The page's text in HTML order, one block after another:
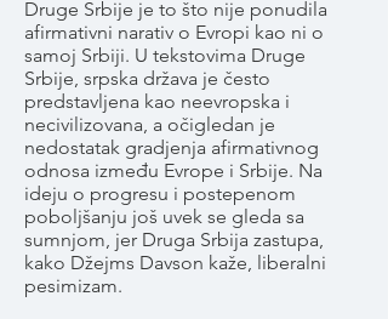
Druge Srbije je to što nije ponudila
afirmativni narativ o Evropi kao ni o
samoj Srbiji. U tekstovima Druge
Srbije, srpska država je često
predstavljena kao neevropska i
necivilizovana, a očigledan je
nedostatak gradjenja afirmativnog
odnosa između Evrope i Srbije. Na
ideju o progresu i postepenom
poboljšanju još uvek se gleda sa
sumnjom, jer Druga Srbija zastupa,
kako Džejms Davson kaže, liberalni
pesimizam.